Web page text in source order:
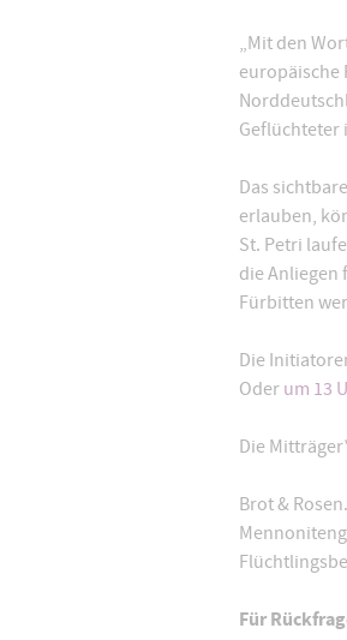
„Mit den
europäische
Geflüchteter
Das
erlauben,
St. Petri
die Anliegen
Fürbitten
Die
Oder um 13
Die
Brot &
Für